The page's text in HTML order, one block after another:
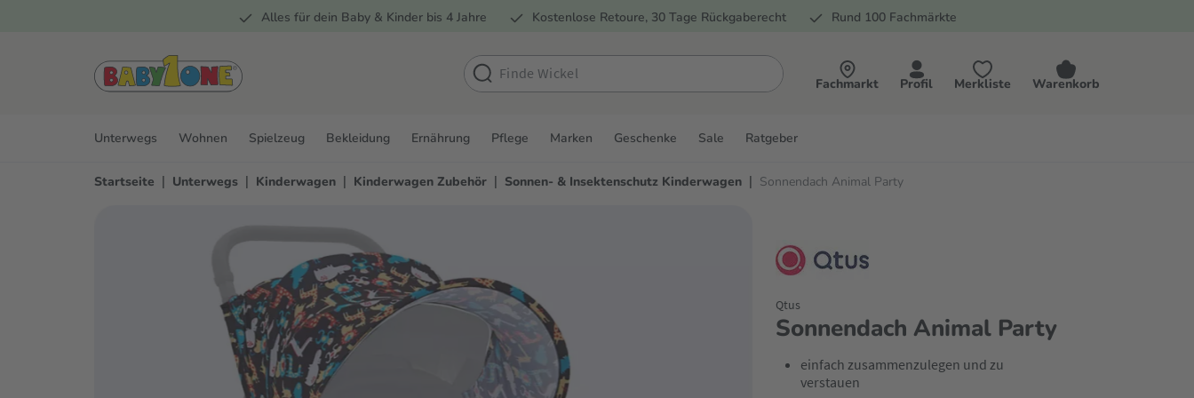
Alles für dein Baby & Kinder bis 4 Jahre Kostenlose Retoure, 30 Tage Rückgaberecht Rund 100 Fachmärkte
Fachmarkt Profil Merkliste Warenkorb
Unterwegs Wohnen Spielzeug Bekleidung Ernährung Pflege Marken Geschenke Sale Ratgeber
Startseite | Unterwegs | Kinderwagen | Kinderwagen Zubehör | Sonnen- & Insektenschutz Kinderwagen | Sonnendach Animal Party
Sonnendach Animal Party
Qtus
einfach zusammenzulegen und zu
verstauen